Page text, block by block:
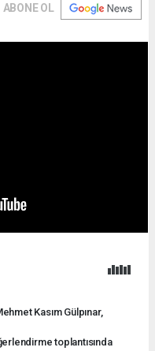
ABONE OL
Kasım Gülpınar,
toplantısında